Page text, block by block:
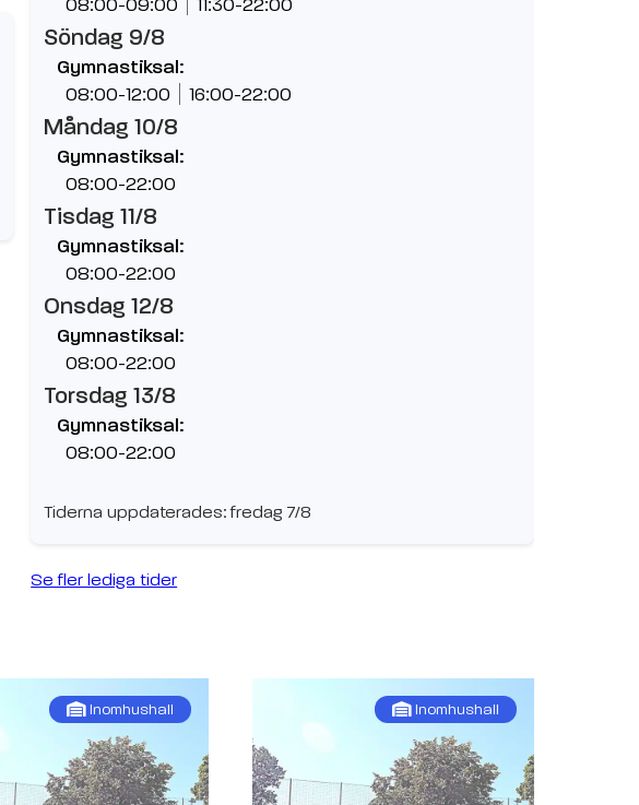
Söndag 9/8
Gymnastiksal:
08:00-12:00 16:00-22:00
Måndag 10/8
Gymnastiksal:
08:00-22:00
Tisdag 11/8
Gymnastiksal:
08:00-22:00
Onsdag 12/8
Gymnastiksal:
08:00-22:00
Torsdag 13/8
Gymnastiksal:
08:00-22:00
Tiderna uppdaterades: fredag 7/8
Se fler lediga tider
Inomhushall Inomhushall